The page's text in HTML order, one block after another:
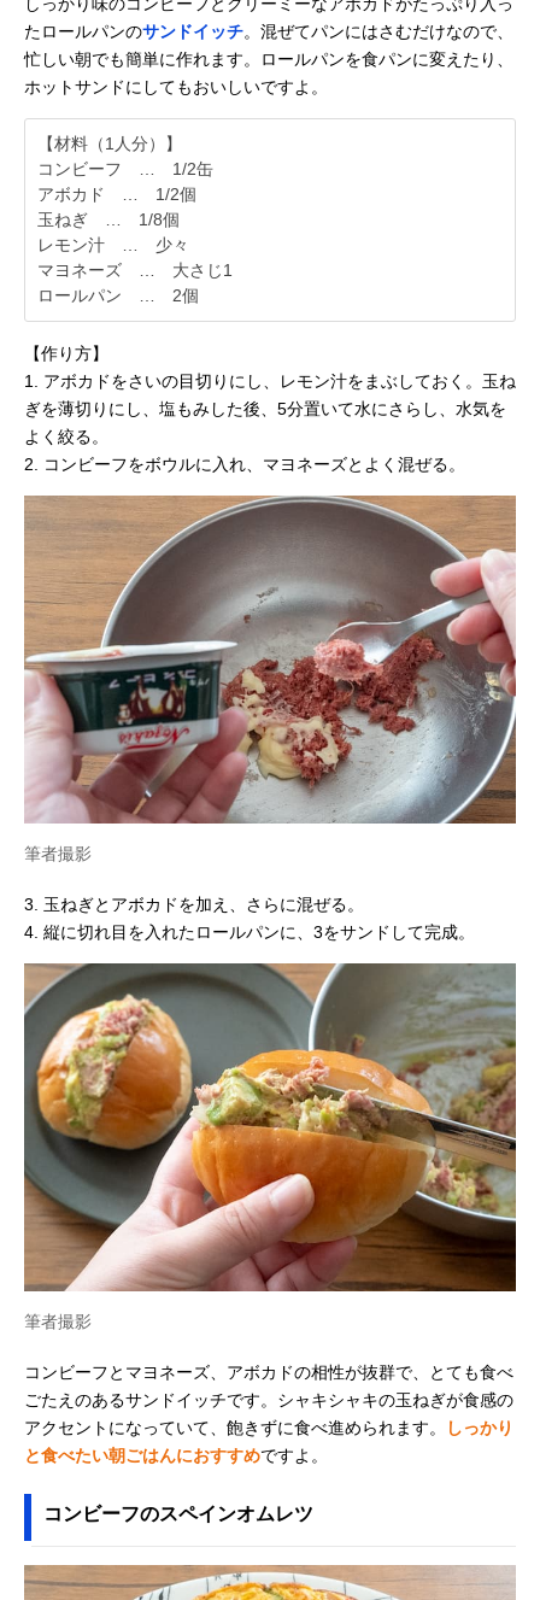
しっかり味のコンビーフとクリーミーなアボカドがたっぷり入っ
たロールパンのサンドイッチ。混ぜてパンにはさむだけなので、
忙しい朝でも簡単に作れます。ロールパンを食パンに変えたり、
ホットサンドにしてもおいしいですよ。
【材料（1人分）】
コンビーフ … 1/2缶
アボカド … 1/2個
玉ねぎ … 1/8個
レモン汁 … 少々
マヨネーズ … 大さじ1
ロールパン … 2個
【作り方】
1. アボカドをさいの目切りにし、レモン汁をまぶしておく。玉ね
ぎを薄切りにし、塩もみした後、5分置いて水にさらし、水気を
よく絞る。
2. コンビーフをボウルに入れ、マヨネーズとよく混ぜる。
筆者撮影
3. 玉ねぎとアボカドを加え、さらに混ぜる。
4. 縦に切れ目を入れたロールパンに、3をサンドして完成。
筆者撮影
コンビーフとマヨネーズ、アボカドの相性が抜群で、とても食べ
ごたえのあるサンドイッチです。シャキシャキの玉ねぎが食感の
アクセントになっていて、飽きずに食べ進められます。
しっかり
と食べたい朝ごはんにおすすめですよ。
コンビーフのスペインオムレツ